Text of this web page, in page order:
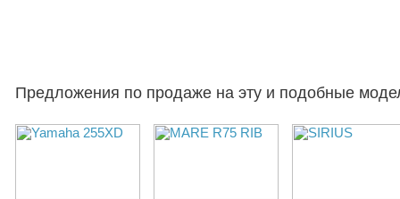
Предложения по продаже на эту и подобные